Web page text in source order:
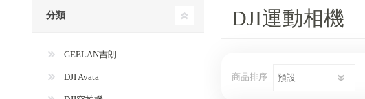
DJI運動相機
商品排序
分類
GEELAN吉朗
DJI Avata